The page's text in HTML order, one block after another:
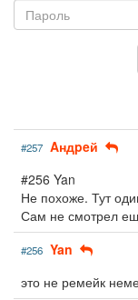
#257 Aндpeй
#256 Yan
Не похоже. Тут
Сам не смотрел
#256 Yan
это не ремейк